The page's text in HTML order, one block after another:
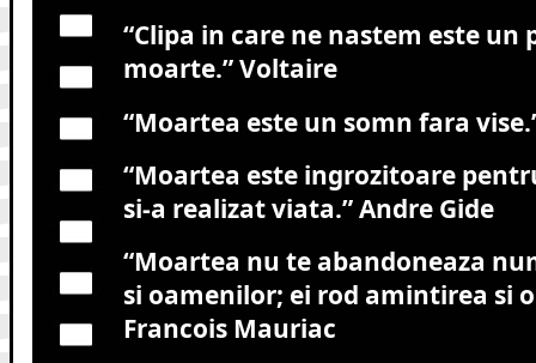
“Clipa in care ne nastem este un
moarte.”Voltaire
“Moartea este un somn fara
“Moartea este ingrozitoare
si-a realizat viata.”Andre Gide
“Moartea nu te abandoneaza
si oamenilor; ei rod amintirea si
Francois Mauriac